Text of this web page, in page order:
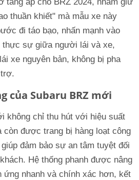
tăng áp cho BRZ 2024, nhằm giữ
thuần khiết" mà mẫu xe này
đi táo bạo, nhấn mạnh vào
thực sự giữa người lái và xe,
xe nguyên bản, không bị pha
của Subaru BRZ mới
không chỉ thu hút với hiệu suất
còn được trang bị hàng loạt công
đảm bảo sự an tâm tuyệt đối
Hệ thống phanh được nâng
ứng nhanh và chính xác hơn, kết